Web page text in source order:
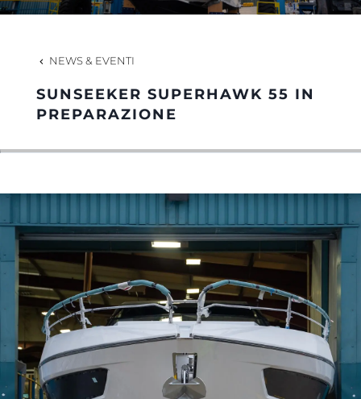
HERITAGE
NEWS & EVENTI
SUNSEEKER SUPERHAWK 55 IN
PREPARAZIONE